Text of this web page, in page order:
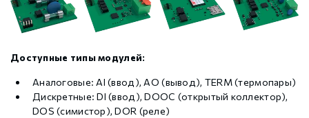
Доступные типы модулей:
Аналоговые: AI (ввод), AO (вывод), TERM (термопары)
Дискретные: DI (ввод), DOOC (открытый коллектор),
DOS (симистор), DOR (реле)